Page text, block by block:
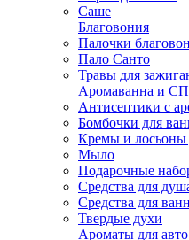
Саше
Благовония
Палочки
Пало Санто
Травы для
Аромаванна и
Антисептики с
Бомбочки для
Кремы и лосьоны
Мыло
Подарочные
Средства для
Средства для
Твердые духи
Ароматы для авто